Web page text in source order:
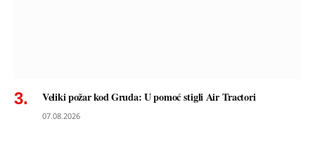
Veliki požar kod Gruda: U pomoć stigli Air Tractori
07.08.2026